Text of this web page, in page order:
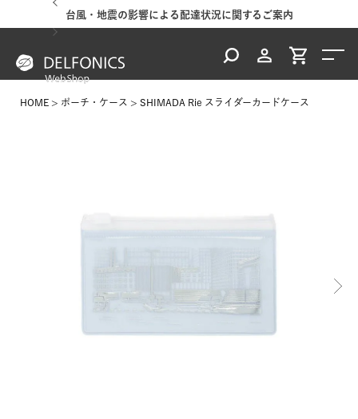
台風・地震の影響による配達状況に関するご案内
HOME ポーチ・ケース SHIMADA Rie スライダーカードケース